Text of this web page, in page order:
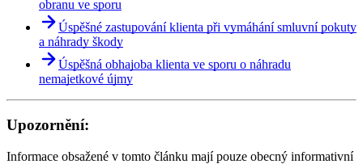
obranu ve sporu
Úspěšné zastupování klienta při vymáhání smluvní pokuty
a náhrady škody
Úspěšná obhajoba klienta ve sporu o náhradu
nemajetkové újmy
Upozornění:
Informace obsažené v tomto článku mají pouze obecný informativní